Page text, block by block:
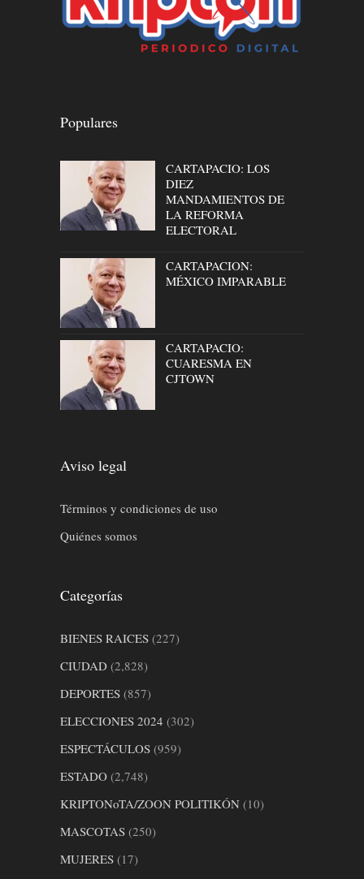
Populares
CARTAPACIO: LOS
DIEZ
MANDAMIENTOS DE
LA REFORMA
ELECTORAL
CARTAPACION:
MÉXICO IMPARABLE
CARTAPACIO:
CUARESMA EN
CJTOWN
Aviso legal
Términos y condiciones de uso
Quiénes somos
Categorías
BIENES RAICES (227)
CIUDAD (2,828)
DEPORTES (857)
ELECCIONES 2024 (302)
ESPECTÁCULOS (959)
ESTADO (2,748)
KRIPTONoTA/ZOON POLITIKÓN (10)
MASCOTAS (250)
MUJERES (17)